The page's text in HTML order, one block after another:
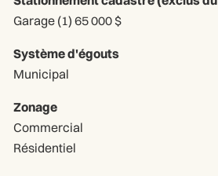
Garage (1) 65 000 $
Système d'égouts
Municipal
Zonage
Commercial
Résidentiel